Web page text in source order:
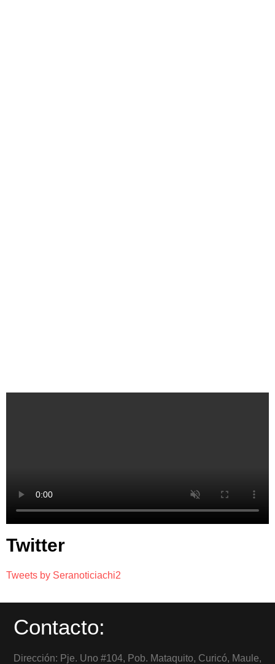
Twitter
Tweets by Seranoticiachi2
Contacto:
Dirección: Pje. Uno #104, Pob. Mataquito, Curicó, Maule,